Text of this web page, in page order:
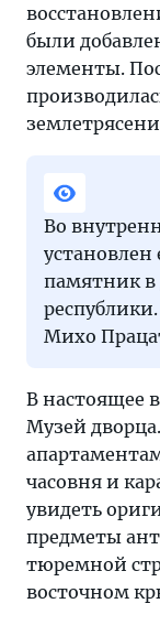
были
элементы.
Во
памятник в
Михо
В настоящее
Музей
часовня и
увидеть
предметы
тюремной
восточном